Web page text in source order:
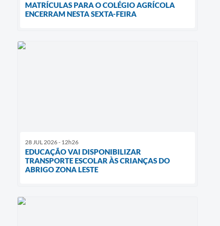
MATRÍCULAS PARA O COLÉGIO AGRÍCOLA
ENCERRAM NESTA SEXTA-FEIRA
28 JUL 2026 - 12h26
EDUCAÇÃO VAI DISPONIBILIZAR
TRANSPORTE ESCOLAR ÀS CRIANÇAS DO
ABRIGO ZONA LESTE